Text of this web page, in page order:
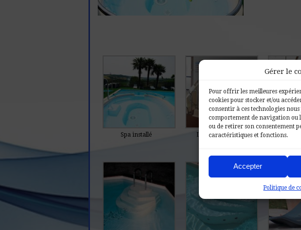
Gérer le
Pour offrir les meilleures
cookies pour stocker et/ou
consentir à ces technologies
comportement de navigation ou
ou de retirer son consentement
caractéristiques et fonctions.
Accepter
Politique de
Spa installé Ludi’Spa installé SAT-